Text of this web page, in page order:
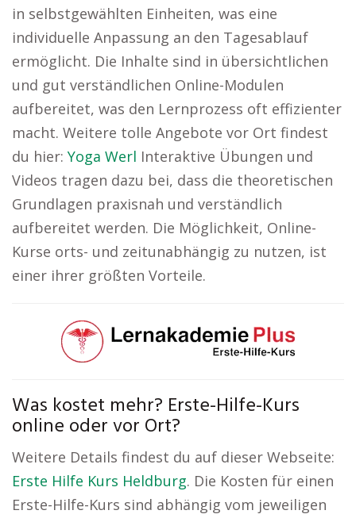
in selbstgewählten Einheiten, was eine
individuelle Anpassung an den Tagesablauf
ermöglicht. Die Inhalte sind in übersichtlichen
und gut verständlichen Online-Modulen
aufbereitet, was den Lernprozess oft effizienter
macht. Weitere tolle Angebote vor Ort findest
du hier: Yoga Werl Interaktive Übungen und
Videos tragen dazu bei, dass die theoretischen
Grundlagen praxisnah und verständlich
aufbereitet werden. Die Möglichkeit, Online-
Kurse orts- und zeitunabhängig zu nutzen, ist
einer ihrer größten Vorteile.
Was kostet mehr? Erste-Hilfe-Kurs
online oder vor Ort?
Weitere Details findest du auf dieser Webseite:
Erste Hilfe Kurs Heldburg. Die Kosten für einen
Erste-Hilfe-Kurs sind abhängig vom jeweiligen